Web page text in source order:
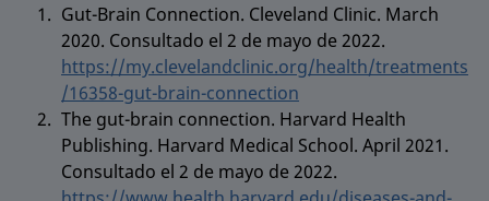
Gut-Brain Connection. Cleveland Clinic. March
2020. Consultado el 2 de mayo de 2022.
https://my.clevelandclinic.org/health/treatments
/16358-gut-brain-connection
The gut-brain connection. Harvard Health
Publishing. Harvard Medical School. April 2021.
Consultado el 2 de mayo de 2022.